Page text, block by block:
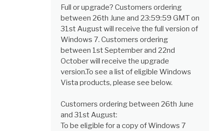
Full or upgrade? Customers ordering
between 26th June and 23:59:59 GMT on
31st August will receive the full version of
Windows 7. Customers ordering
between 1st September and 22nd
October will receive the upgrade
version.To see a list of eligible Windows
Vista products, please see below.
Customers ordering between 26th June
and 31st August:
To be eligible for a copy of Windows 7